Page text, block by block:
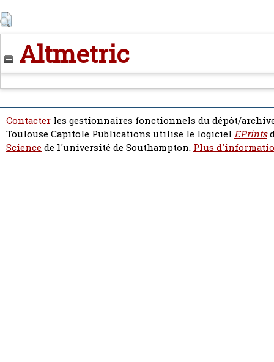
Altmetric
Contacter les gestionnaires fonctionnels du dépôt/
Toulouse Capitole Publications utilise le logiciel EPrints
Sciencede l'université de Southampton. Plus